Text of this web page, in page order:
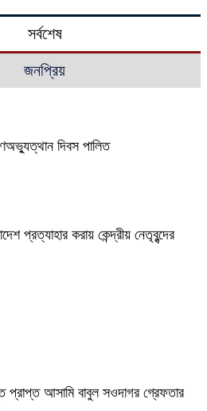
সর্বশেষ
জনপ্রিয়
দিবস পালিত
প্রত্যাহার করায় কেন্দ্রীয় নেতৃবৃন্দের
প্রাপ্ত আসামি বাবুল সওদাগর গ্রেফতার